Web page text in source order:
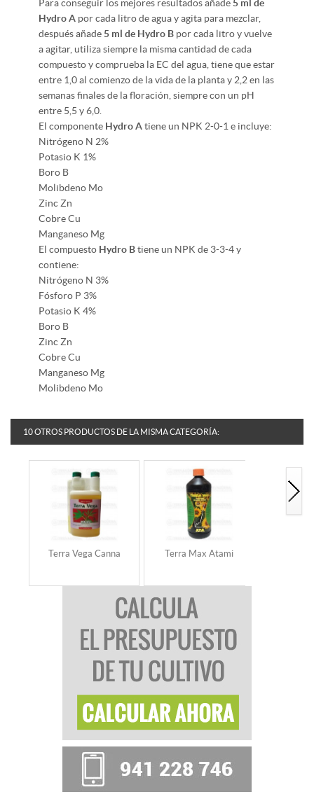
Para conseguir los mejores resultados añade5 ml de
Hydro A por cada litro de agua y agita para mezclar,
después añade5 ml de Hydro B por cada litro y vuelve
a agitar, utiliza siempre la misma cantidad de cada
compuesto y comprueba la EC del agua, tiene que estar
entre 1,0 al comienzo de la vida de la planta y 2,2 en las
semanas finales de la floración, siempre con un pH
entre 5,5 y 6,0.
El componente Hydro Atiene un NPK 2-0-1 e incluye:
Nitrógeno N 2%
Potasio K 1%
Boro B
Molibdeno Mo
Zinc Zn
Cobre Cu
Manganeso Mg
El compuesto Hydro Btiene un NPK de 3-3-4 y
contiene:
Nitrógeno N 3%
Fósforo P 3%
Potasio K 4%
Boro B
Zinc Zn
Cobre Cu
Manganeso Mg
Molibdeno Mo
10 OTROS PRODUCTOS DE LA MISMA CATEGORÍA:
Terra Vega Canna Terra Max Atami